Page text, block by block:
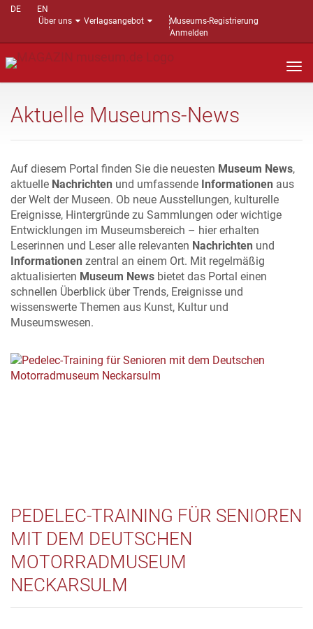
DE
EN
Über uns
Verlagsangebot
Museums-Registrierung
Anmelden
Aktuelle Museums-News
Auf diesem Portal finden Sie die neuesten Museum News,
aktuelle Nachrichten und umfassende Informationen aus
der Welt der Museen. Ob neue Ausstellungen, kulturelle
Ereignisse, Hintergründe zu Sammlungen oder wichtige
Entwicklungen im Museumsbereich – hier erhalten
Leserinnen und Leser alle relevanten Nachrichten und
Informationen zentral an einem Ort. Mit regelmäßig
aktualisierten Museum News bietet das Portal einen
schnellen Überblick über Trends, Ereignisse und
wissenswerte Themen aus Kunst, Kultur und
Museumswesen.
PEDELEC-TRAINING FÜR SENIOREN
MIT DEM DEUTSCHEN
MOTORRADMUSEUM
NECKARSULM